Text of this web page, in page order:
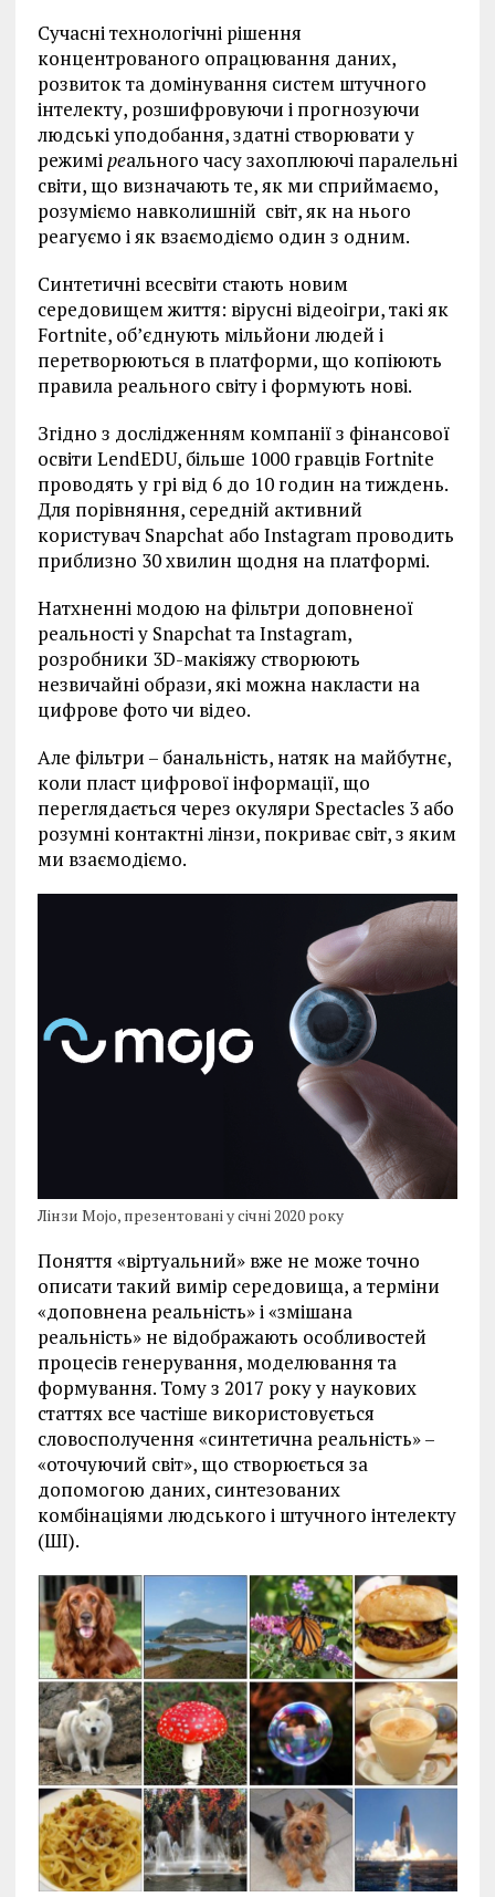
Сучасні технологічні рішення
концентрованого опрацювання даних,
розвиток та домінування систем штучного
інтелекту, розшифровуючи і прогнозуючи
людські уподобання, здатні створювати у
режиміреального часу захоплюючі паралельні
світи, що визначають те, як ми сприймаємо,
розуміємо навколишній світ, як на нього
реагуємо і як взаємодіємо один з одним.
Синтетичні всесвіти стають новим
середовищем життя: вірусні відеоігри, такі як
Fortnite, об’єднують мільйони людей і
перетворюються в платформи, що копіюють
правила реального світу і формують нові.
Згідно з дослідженням компанії з фінансової
освіти LendEDU, більше 1000 гравців Fortnite
проводять у грі від 6 до 10 годин на тиждень.
Для порівняння, середній активний
користувач Snapchat або Instagram проводить
приблизно 30 хвилин щодня на платформі.
Натхненні модою на фільтри доповненої
реальності у Snapchat та Instagram,
розробники 3D-макіяжу створюють
незвичайні образи, які можна накласти на
цифрове фото чи відео.
Але фільтри – банальність, натяк на майбутнє,
коли пласт цифрової інформації, що
переглядається через окуляри Spectacles 3 або
розумні контактні лінзи, покриває світ, з яким
ми взаємодіємо.
Лінзи Mojo, презентовані у січні 2020 року
Поняття «віртуальний» вже не може точно
описати такий вимір середовища, а терміни
«доповнена реальність» і «змішана
реальність» не відображають особливостей
процесів генерування, моделювання та
формування. Тому з 2017 року у наукових
статтях все частіше використовується
словосполучення «синтетична реальність» –
«оточуючий світ», що створюється за
допомогою даних, синтезованих
комбінаціями людського і штучного інтелекту
(ШІ).